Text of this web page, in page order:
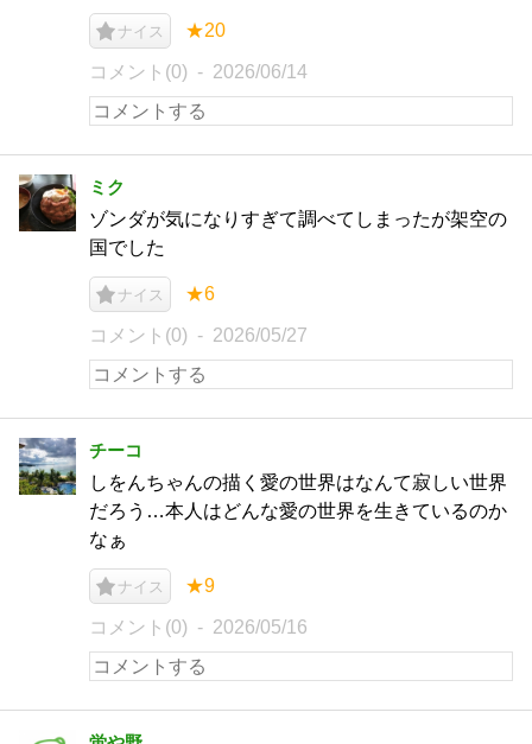
ナイス ★20
コメント(0) 2026/06/14
ミク
ゾンダが気になりすぎて調べてしまったが架空の
国でした
ナイス ★6
コメント(0) 2026/05/27
チーコ
しをんちゃんの描く愛の世界はなんて寂しい世界
だろう…本人はどんな愛の世界を生きているのか
なぁ
ナイス ★9
コメント(0) 2026/05/16